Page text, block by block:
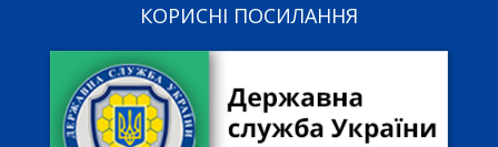
КОРИСНІ ПОСИЛАННЯ